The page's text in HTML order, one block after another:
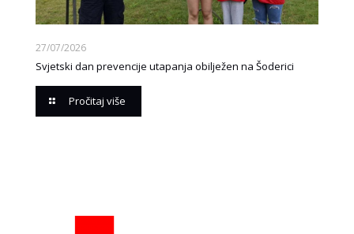
27/07/2026
Svjetski dan prevencije utapanja obilježen na Šoderici
Pročitaj više